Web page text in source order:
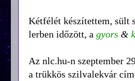
Kétfélét készítettem, sült
lerben időzött, a gyors &
Az nlc.hu-n szeptember
a trükkös szilvalekvár